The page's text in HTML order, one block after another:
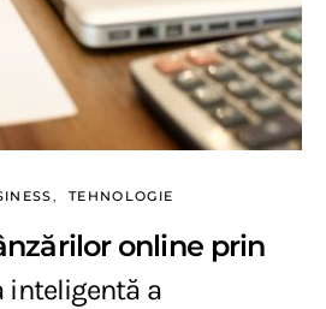
TEHNOLOGIE
online prin
inteligentă a